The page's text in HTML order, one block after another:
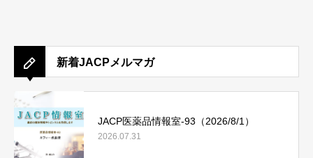
新着JACPメルマガ
JACP医薬品情報室-93（2026/8/1）
2026.07.31